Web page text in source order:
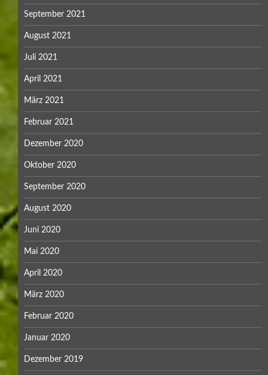
September 2021
August 2021
Juli 2021
April 2021
März 2021
Februar 2021
Dezember 2020
Oktober 2020
September 2020
August 2020
Juni 2020
Mai 2020
April 2020
März 2020
Februar 2020
Januar 2020
Dezember 2019